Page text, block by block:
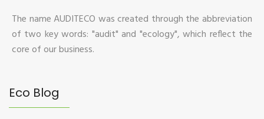
The name AUDITECO was created through the abbreviation
of two key words: "audit" and "ecology", which reflect the
core of our business.
Eco Blog